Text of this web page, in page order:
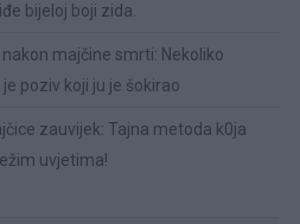
bijeloj boji zida.
majčine smrti: Nekoliko
poziv koji ju je šokirao
zauvijek: Tajna metoda k0ja
uvjetima!